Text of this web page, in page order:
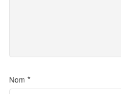
Nom *